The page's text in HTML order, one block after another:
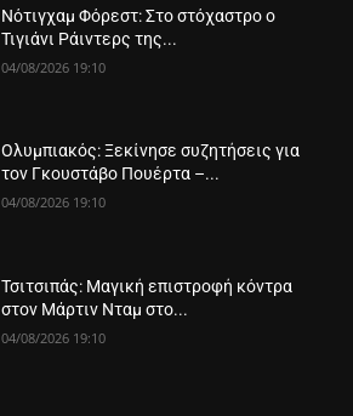
Νότιγχαμ Φόρεστ: Στο στόχαστρο ο
Τιγιάνι Ράιντερς της...
04/08/2026 19:10
Ολυμπιακός: Ξεκίνησε συζητήσεις για
τον Γκουστάβο Πουέρτα –...
04/08/2026 19:10
Τσιτσιπάς: Μαγική επιστροφή κόντρα
στον Μάρτιν Νταμ στο...
04/08/2026 19:10